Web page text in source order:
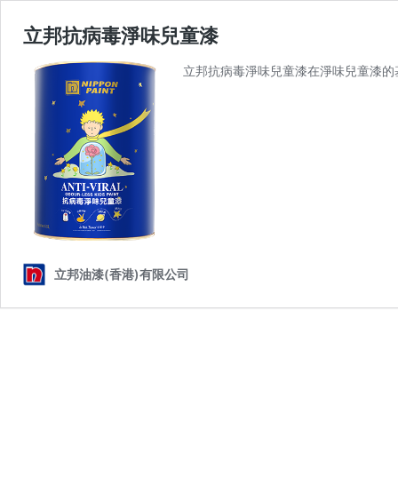
立邦抗病毒淨味兒童漆
立邦抗病毒淨味兒童漆在淨味兒童漆
立邦油漆(香港)有限公司